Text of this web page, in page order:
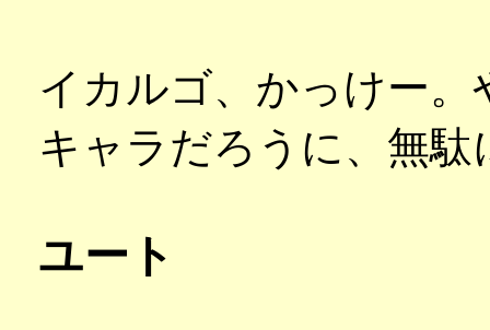
イカルゴ、かっけー
キャラだろうに、無駄
ユート